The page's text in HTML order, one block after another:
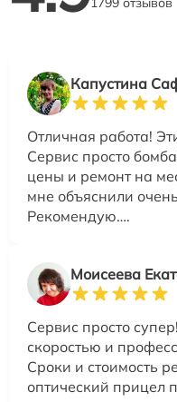
Капустина
Отличная работа!
Сервис просто
цены и ремонт на
мне объяснили
Рекомендую….
Моисеева
Сервис просто
скоростью и
Сроки и стоимость
оптический прицел